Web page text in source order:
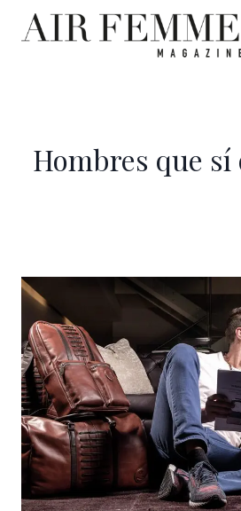
Saltar
Hombres que sí